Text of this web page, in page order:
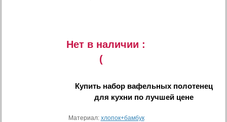
Нет в наличии :
(
Купить набор вафельных полотенец
для кухнипо лучшей цене
Материал: хлопок+бамбук